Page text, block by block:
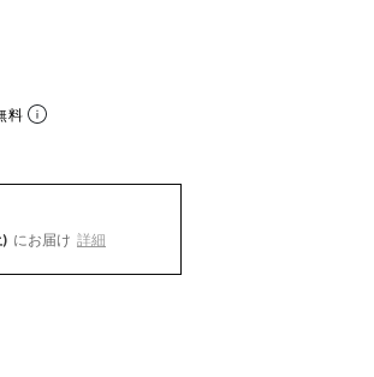
料
にお届け 詳細